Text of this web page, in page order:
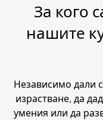
За кого
нашите
Независимо дали
израстване, да
умения или да